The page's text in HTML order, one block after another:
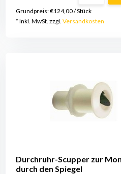
Grundpreis:€124,00/Stück
* Inkl. MwSt. zzgl. Versandkosten
Durchruhr-Scupper zur
durch den Spiegel